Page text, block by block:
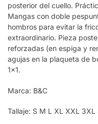
posterior del cuello.
Mangas con doble
hombros para evitar la
extraordinario. Pieza
reforzadas (en espiga y
agujas en la plaqueta de
1×1.
Marca: B&C
Tallaje: S M L XL XXL